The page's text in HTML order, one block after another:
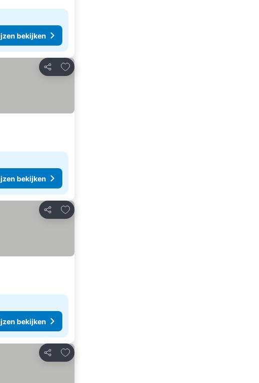
bekijken
Delen
Toevoegen aan favorieten
bekijken
Delen
Toevoegen aan favorieten
bekijken
Delen
Toevoegen aan favorieten